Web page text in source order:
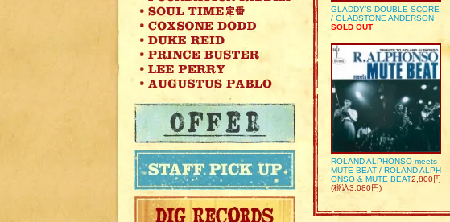
GLADDY’S DOUBLE SCORE
/ GLADSTONE ANDERSON
SOLD OUT
ROLAND ALPHONSO meets
MUTE BEAT / ROLAND ALPH
ONSO & MUTE BEAT2,800円
(税込3,080円)